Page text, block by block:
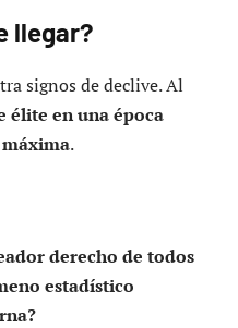
llegar?
signos de declive. Al
élite en una época
.
derecho de todos
estadístico